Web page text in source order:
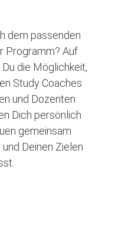
dem passenden
Programm? Auf
die Möglichkeit,
Study Coaches
und Dozenten
Dich persönlich
gemeinsam
Deinen Zielen